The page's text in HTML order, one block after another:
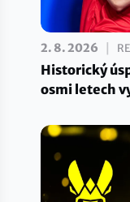
2. 8. 2026
Historický
osmi letech